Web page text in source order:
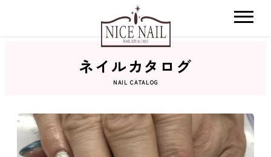
ネイルカタログ
ネイルカタログ
NAIL CATALOG